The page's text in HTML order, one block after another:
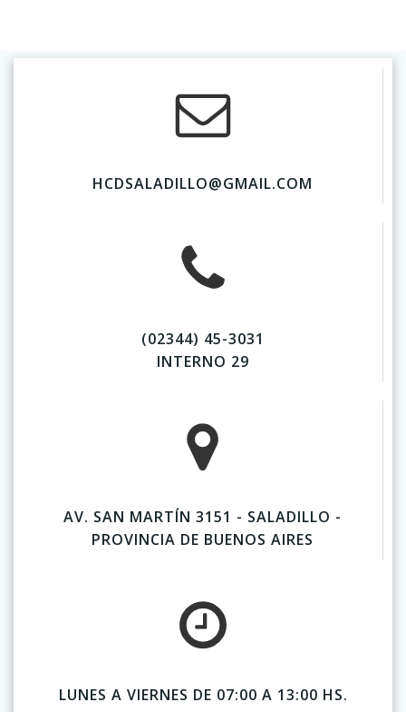
HCDSALADILLO@GMAIL.COM
(02344) 45-3031
INTERNO 29
AV. SAN MARTÍN 3151 - SALADILLO -
PROVINCIA DE BUENOS AIRES
LUNES A VIERNES DE 07:00 A 13:00 HS.